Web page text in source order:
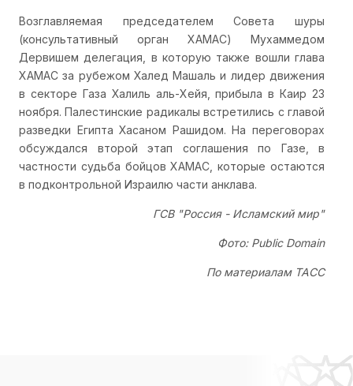
Возглавляемая председателем Совета шуры
(консультативный орган ХАМАС) Мухаммедом
Дервишем делегация, в которую также вошли глава
ХАМАС за рубежом Халед Машаль и лидер движения
в секторе Газа Халиль аль-Хейя, прибыла в Каир 23
ноября. Палестинские радикалы встретились с главой
разведки Египта Хасаном Рашидом. На переговорах
обсуждался второй этап соглашения по Газе, в
частности судьба бойцов ХАМАС, которые остаются
в подконтрольной Израилю части анклава.
ГСВ "Россия - Исламский мир"
Фото: Public Domain
По материалам ТАСС